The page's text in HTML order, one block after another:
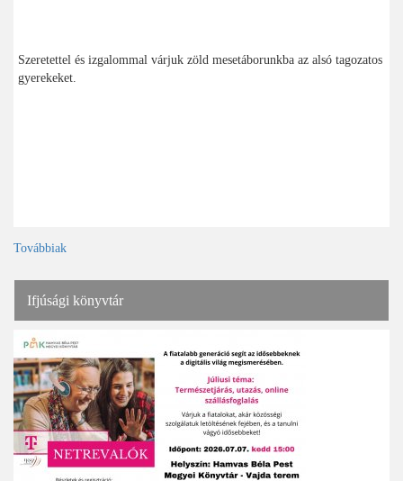
Szeretettel és izgalommal várjuk zöld mesetáborunkba az alsó tagozatos
gyerekeket.
Továbbiak
Ifjúsági könyvtár